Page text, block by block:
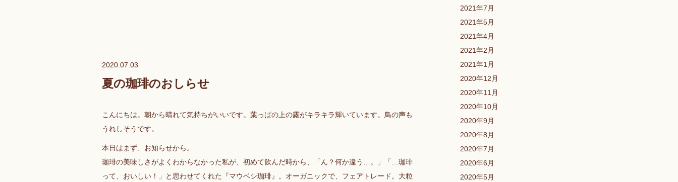
2020.07.03
夏の珈琲のおしらせ
こんにちは。朝から晴れて気持ちがいいです。葉っぱの上の露がキラキラ輝いています。鳥の声も
うれしそうです。
本日はまず、お知らせから。
珈琲の美味しさがよくわからなかった私が、初めて飲んだ時から、「ん？何か違う…。」「…珈琲
って、おいしい！」と思わせてくれた『マウベシ珈琲』。オーガニックで、フェアトレード。大粒
2021年7月
2021年5月
2021年4月
2021年2月
2021年1月
2020年12月
2020年11月
2020年10月
2020年9月
2020年8月
2020年7月
2020年6月
2020年5月